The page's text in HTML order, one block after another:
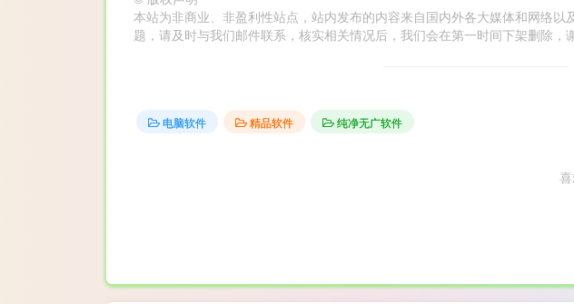
本站为非商业、非盈利性站点，站内发布的内容来自国内外各大媒体和网络
题，请及时与我们邮件联系，核实相关情况后，我们会在第一时间下架删除
电脑软件 精品软件 纯净无广软件